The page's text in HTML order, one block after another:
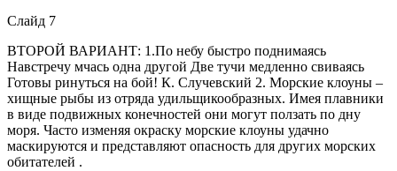
Слайд 7
ВТОРОЙ ВАРИАНТ: 1.По небу быстро поднимаясь
Навстречу мчась одна другой Две тучи медленно свиваясь
Готовы ринуться на бой! К. Случевский 2. Морские клоуны –
хищные рыбы из отряда удильщикообразных. Имея плавники
в виде подвижных конечностей они могут ползать по дну
моря. Часто изменяя окраску морские клоуны удачно
маскируются и представляют опасность для других морских
обитателей .